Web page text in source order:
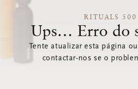
RITUALS 500
Ups… Erro do
Tente atualizar esta página
contactar-nos se o